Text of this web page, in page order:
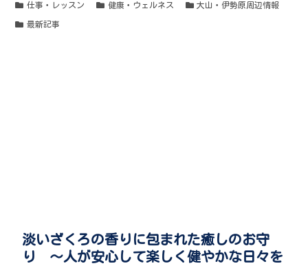
仕事・レッスン 健康・ウェルネス 大山・伊勢原周辺情報
最新記事
淡いざくろの香りに包まれた癒しのお守
り ～人が安心して楽しく健やかな日々を